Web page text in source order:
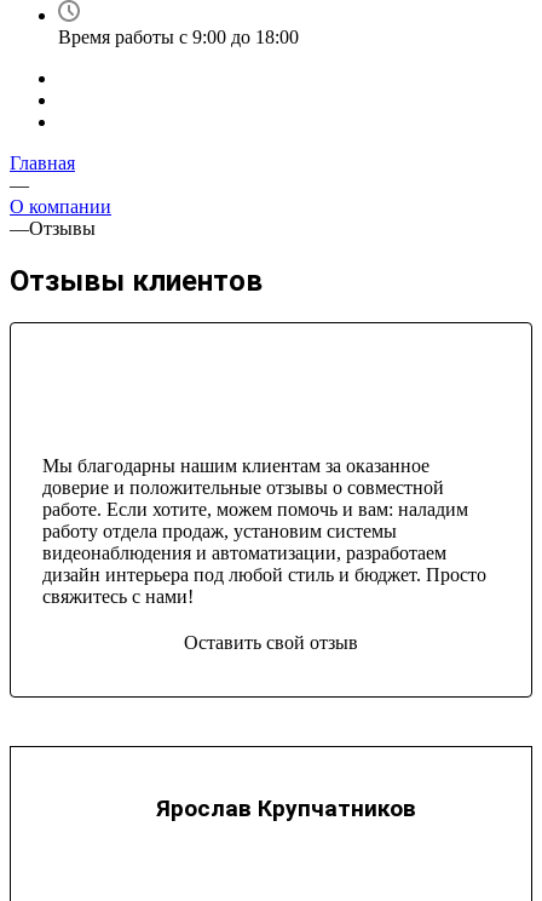
Время работы с 9:00 до 18:00
Главная
—
О компании
—Отзывы
Отзывы клиентов
Мы благодарны нашим клиентам за оказанное
доверие и положительные отзывы о совместной
работе. Если хотите, можем помочь и вам: наладим
работу отдела продаж, установим системы
видеонаблюдения и автоматизации, разработаем
дизайн интерьера под любой стиль и бюджет. Просто
свяжитесь с нами!
Оставить свой отзыв
Ярослав Крупчатников